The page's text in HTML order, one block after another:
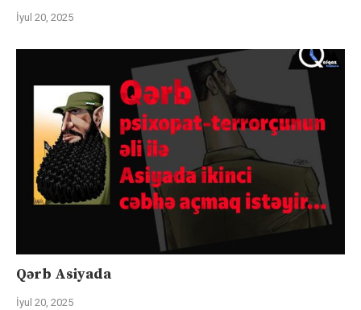
İyul 20, 2025
Qərb Asiyada
İyul 20, 2025